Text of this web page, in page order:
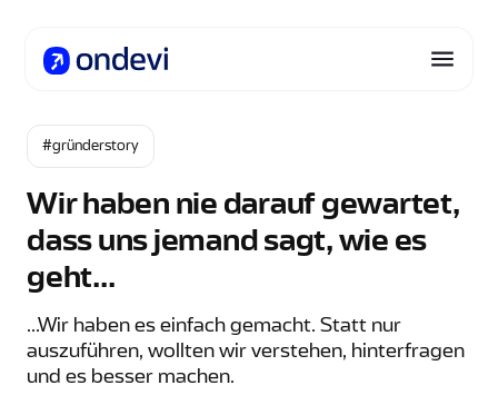
#gründerstory
Wir haben nie darauf gewartet,
dass uns jemand sagt, wie es
geht...
...Wir haben es einfach gemacht. Statt nur
auszuführen, wollten wir verstehen, hinterfragen
und es besser machen.